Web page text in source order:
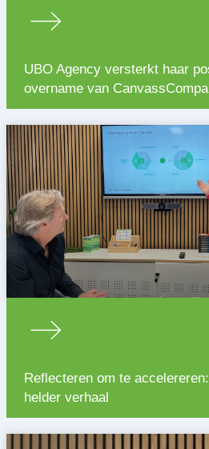
UBO Agency versterkt haar
overname van
Reflecteren om te
helder verhaal